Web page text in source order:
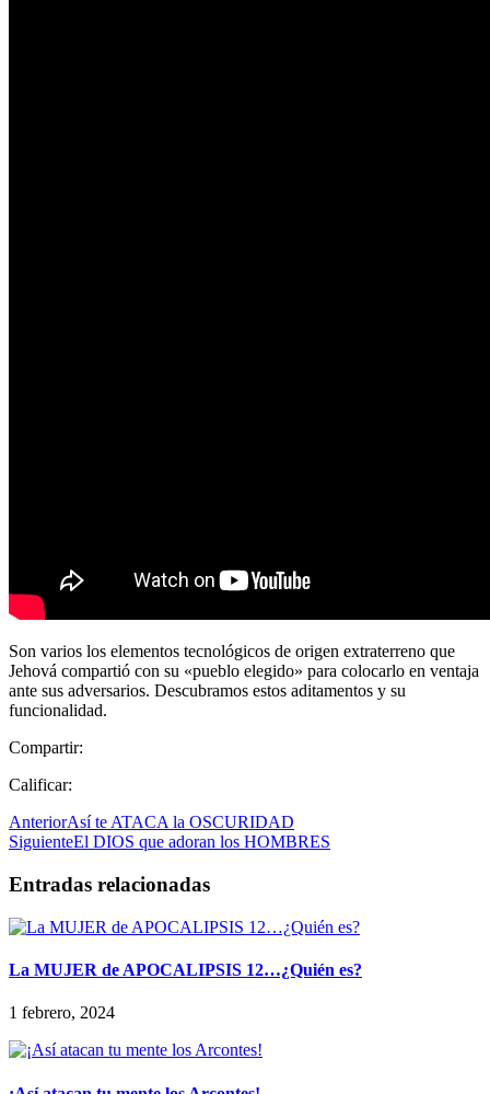
Son varios los elementos tecnológicos de origen extraterreno que
Jehová compartió con su «pueblo elegido» para colocarlo en ventaja
ante sus adversarios. Descubramos estos aditamentos y su
funcionalidad.
Compartir:
Calificar:
AnteriorAsí te ATACA la OSCURIDAD
SiguienteEl DIOS que adoran los HOMBRES
Entradas relacionadas
La MUJER de APOCALIPSIS 12…¿Quién es?
1 febrero, 2024